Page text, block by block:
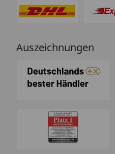
Auszeichnungen